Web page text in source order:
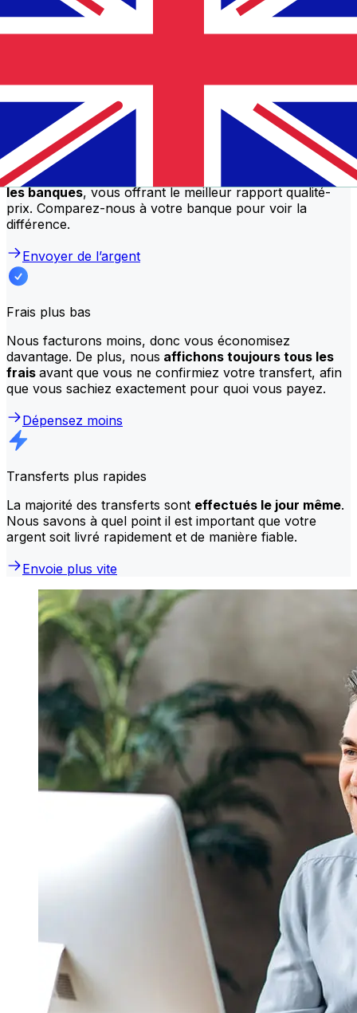
Meilleurs tarifs
Nous proposons constamment
des taux qui dépassent
les banques, vous offrant le meilleur rapport qualité-
prix. Comparez-nous à votre banque pour voir la
différence.
Envoyer de l’argent
Frais plus bas
Nous facturons moins, donc vous économisez
davantage. De plus, nous affichons toujours tous les
frais avant que vous ne confirmiez votre transfert, afin
que vous sachiez exactement pour quoi vous payez.
Dépensez moins
Transferts plus rapides
La majorité des transferts sont effectués le jour même.
Nous savons à quel point il est important que votre
argent soit livré rapidement et de manière fiable.
Envoie plus vite